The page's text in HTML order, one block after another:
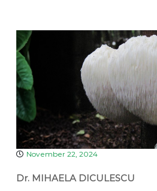
a
November 22, 2024
Dr. MIHAELA DICULESCU